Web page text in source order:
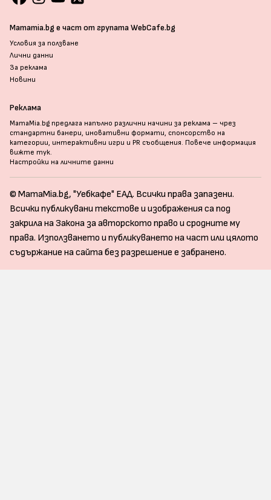
Mamamia.bg е част от групата WebCafe.bg
Условия за ползване
Лични данни
За реклама
Новини
Реклама
MamaMia.bg предлага напълно различни начини за реклама – чрез
стандартни банери, иновативни формати, спонсорство на
категории, интерактивни игри и PR съобщения. Повече информация
вижте тук.
Настройки на личните данни
© MamaMia.bg, "Уебкафе" ЕАД. Всички права запазени.
Всички публикувани текстове и изображения са под
закрила на Закона за авторското право и сродните му
права. Използването и публикуването на част или цялото
съдържание на сайта без разрешение е забранено.